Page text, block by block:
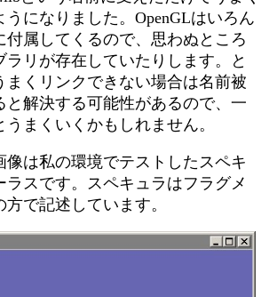
うになりました。OpenGLはいろん
付属してくるので、思わぬところ
ラリが存在していたりします。と
まくリンクできない場合は名前被
と解決する可能性があるので、一
まくいくかもしれません。
像は私の環境でテストしたスペキ
ラスです。スペキュラはフラグメ
で記述しています。